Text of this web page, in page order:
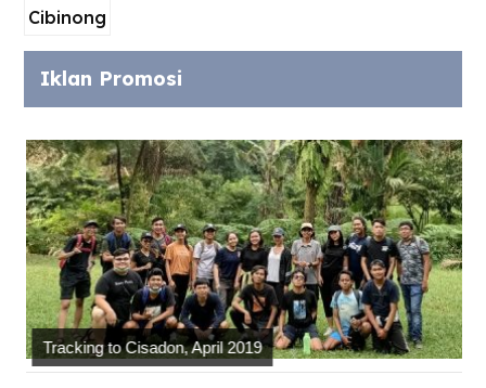
Iklan Promosi
Tracking to Cisadon, April 2019